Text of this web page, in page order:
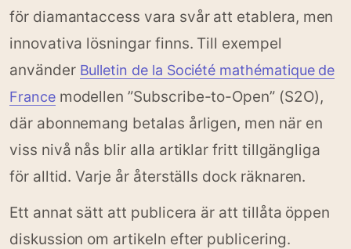
för diamantaccess vara svår att etablera, men
innovativa lösningar finns. Till exempel
använder Bulletin de la Société mathématique de
Francemodellen ”Subscribe-to-Open” (S2O),
där abonnemang betalas årligen, men när en
viss nivå nås blir alla artiklar fritt tillgängliga
för alltid. Varje år återställs dock räknaren.
Ett annat sätt att publicera är att tillåta öppen
diskussion om artikeln efter publicering.